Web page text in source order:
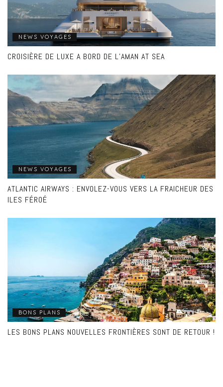
NEWS VOYAGES
CROISIÈRE DE LUXE A BORD DE L’AMAN AT SEA
NEWS VOYAGES
ATLANTIC AIRWAYS : ENVOLEZ-VOUS VERS LA FRAICHEUR DES
ILES FÉROÉ
BONS PLANS
LES BONS PLANS NOUVELLES FRONTIÈRES SONT DE RETOUR !